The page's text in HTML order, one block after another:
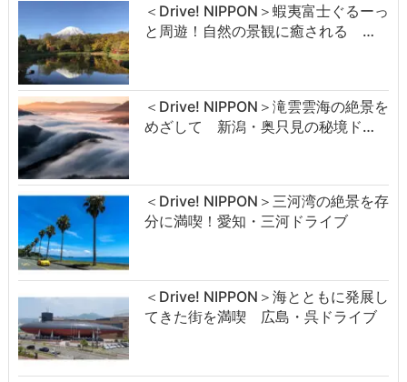
＜Drive! NIPPON＞蝦夷富士ぐるーっ
と周遊！自然の景観に癒される …
＜Drive! NIPPON＞滝雲雲海の絶景を
めざして 新潟・奥只見の秘境ド…
＜Drive! NIPPON＞三河湾の絶景を存
分に満喫！愛知・三河ドライブ
＜Drive! NIPPON＞海とともに発展し
てきた街を満喫 広島・呉ドライブ